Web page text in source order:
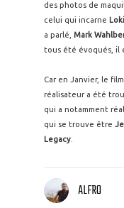
des photos de
celui qui incarne Loki
a parlé, Mark
tous été évoqués, il
Car en Janvier, le
réalisateur a été
qui a notamment
qui se trouve être
Legacy
ALFRO